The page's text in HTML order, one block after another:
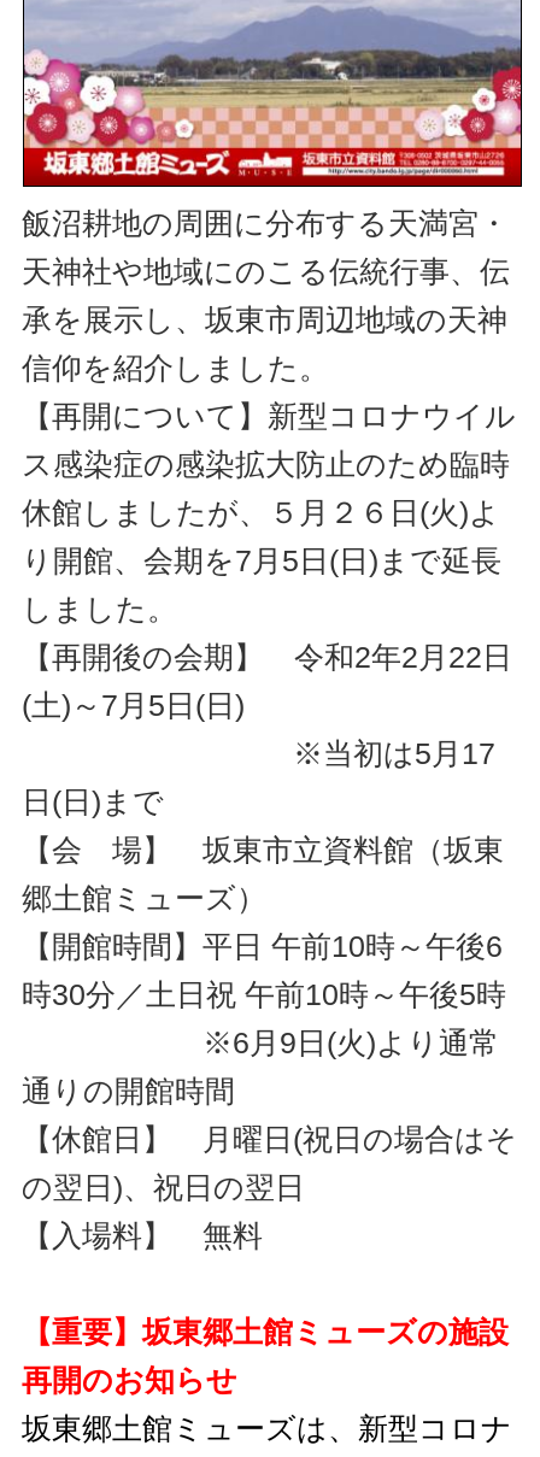
飯沼耕地の周囲に分布する天満宮・
天神社や地域にのこる伝統行事、伝
承を展示し、坂東市周辺地域の天神
信仰を紹介しました。
【再開について】新型コロナウイル
ス感染症の感染拡大防止のため臨時
休館しましたが、５月２６日(火)よ
り開館、会期を7月5日(日)まで延長
しました。
【再開後の会期】 令和2年2月22日
(土)～7月5日(日)
※当初は5月17
日(日)まで
【会 場】 坂東市立資料館（坂東
郷土館ミューズ）
【開館時間】平日 午前10時～午後6
時30分／土日祝 午前10時～午後5時
※6月9日(火)より通常
通りの開館時間
【休館日】 月曜日(祝日の場合はそ
の翌日)、祝日の翌日
【入場料】 無料
【重要】坂東郷土館ミューズの施設
再開のお知らせ
坂東郷土館ミューズは、新型コロナ